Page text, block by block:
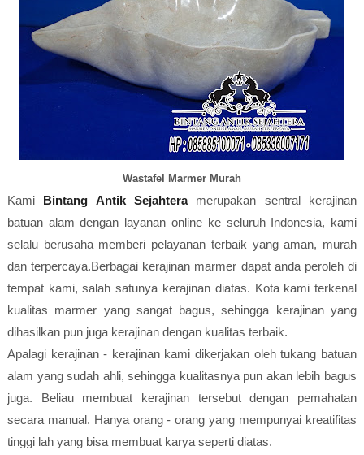
Wastafel Marmer Murah
Kami Bintang Antik Sejahteramerupakan sentral kerajinan
batuan alam dengan layanan online ke seluruh Indonesia, kami
selalu berusaha memberi pelayanan terbaik yang aman, murah
dan terpercaya.Berbagai kerajinan marmer dapat anda peroleh di
tempat kami, salah satunya kerajinan diatas. Kota kami terkenal
kualitas marmer yang sangat bagus, sehingga kerajinan yang
dihasilkan pun juga kerajinan dengan kualitas terbaik.
Apalagi kerajinan - kerajinan kami dikerjakan oleh tukang batuan
alam yang sudah ahli, sehingga kualitasnya pun akan lebih bagus
juga. Beliau membuat kerajinan tersebut dengan pemahatan
secara manual. Hanya orang - orang yang mempunyai kreatifitas
tinggi lah yang bisa membuat karya seperti diatas.